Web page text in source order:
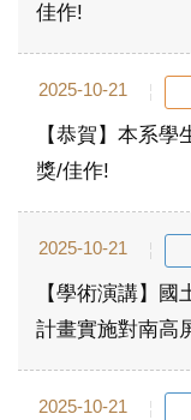
佳作!
2025-10-21
【恭賀】本系
獎/佳作!
2025-10-21
【學術演講】
計畫實施對南高
2025-10-21